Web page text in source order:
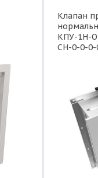
Клапан
КПУ-1Н-
СН-0-0-0-